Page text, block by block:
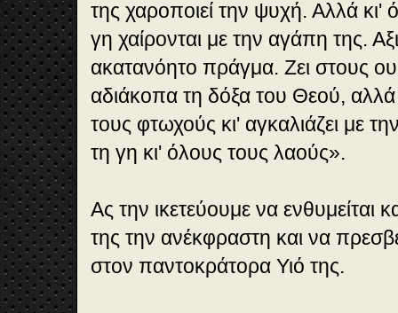
της χαροποιεί την ψυχή. Αλλά κι'
γη χαίρονται με την αγάπη της.
ακατανόητο πράγμα. Ζει στους
αδιάκοπα τη δόξα του Θεού, αλλά
τους φτωχούς κι' αγκαλιάζει με
τη γη κι' όλους τους λαούς».
Ας την ικετεύουμε να ενθυμείται
της την ανέκφραστη και να
στον παντοκράτορα Υιό της.